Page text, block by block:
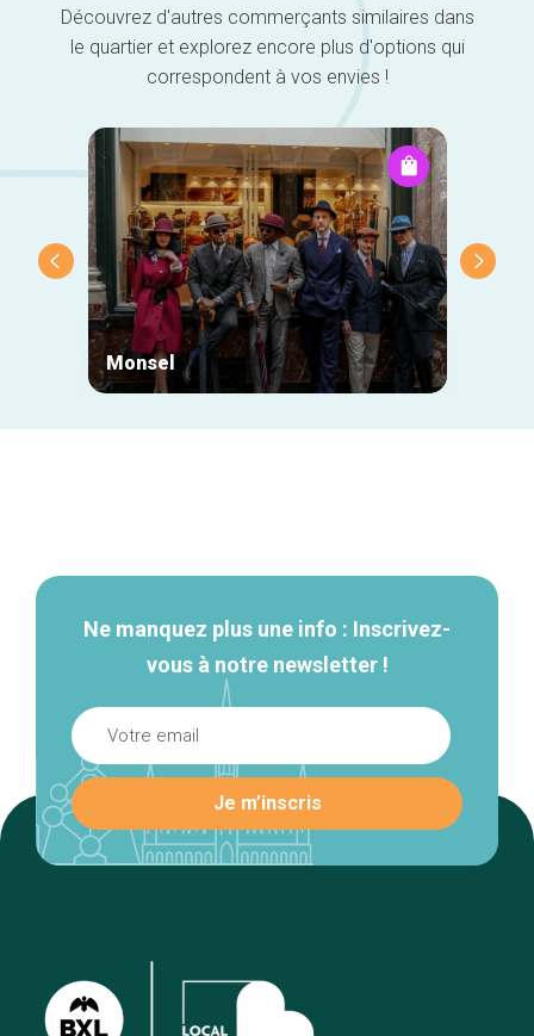
Découvrez d'autres commerçants similaires dans
le quartier et explorez encore plus d'options qui
correspondent à vos envies !
Monsel
Ne manquez plus une info : Inscrivez-
vous à notre newsletter !